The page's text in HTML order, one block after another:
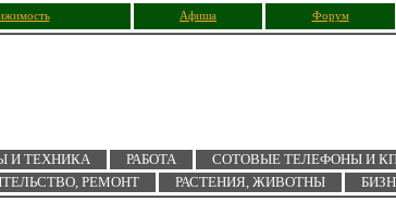
Афиша Форум
И ТЕХНИКА РАБОТА
СОТОВЫЕ ТЕЛЕФОНЫ И
РЕМОНТ РАСТЕНИЯ, ЖИВОТНЫ